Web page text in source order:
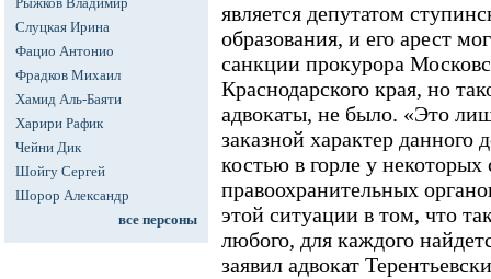
Слуцкая Ирина
Фацио Антонио
Фрадков Михаил
Хамид Аль-Баяти
Харири Рафик
Чейни Дик
Шойгу Сергей
Шорор Александр
все персоны
является депутатом
образования, и его арест
санкции прокурора
Краснодарского края, но
адвокаты, не было. «Это
заказной характер
костью в горле у некоторых
правоохранительных
этой ситуации в том, что
любого, для каждого
заявил адвокат